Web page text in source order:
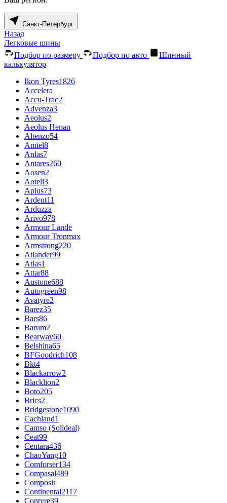
Санкт-Петербург
Назад
Легковые шины
Подбор по размеру
Подбор по авто
Шинный
калькулятор
Ikon Tyres1826
Accelera
Accu-Trac2
Advenza3
Aeolus2
Aeolus Henan
Altenzo54
Amtel8
Anlas7
Antares260
Aosen2
Aoteli3
Aplus73
Ardent11
Arduzza
Arivo978
Armour Lande
Armour Tronmax
Armstrong220
Atlander99
Atlas1
Attar88
Austone688
Autogreen98
Avatyre2
Barez35
Bars86
Barum2
Bearway60
Belshina65
BFGoodrich108
Bkt4
Blackarrow2
Blacklion2
Boto205
Brics2
Bridgestone1090
Cachland1
Camso (Solideal)
Ceat99
Centara436
ChaoYang10
Comforser134
Compasal489
Composit
Continental2117
Contyre39